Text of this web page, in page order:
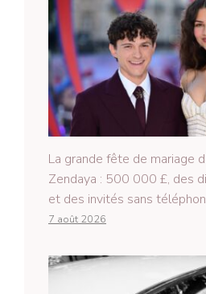
La grande fête de mariage
Zendaya : 500 000 £, des
et des invités sans
7 août 2026